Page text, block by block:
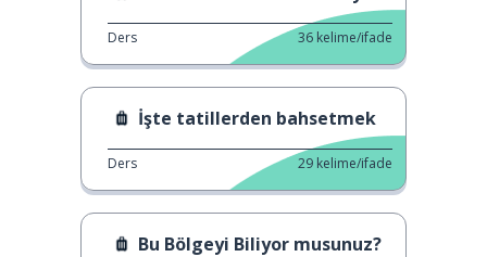
Ders 36 kelime/ifade
İşte tatillerden bahsetmek
Ders 29 kelime/ifade
Bu Bölgeyi Biliyor musunuz?